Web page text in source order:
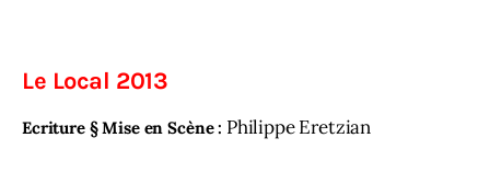
Le Local 2013
Ecriture § Mise en Scène : Philippe Eretzian